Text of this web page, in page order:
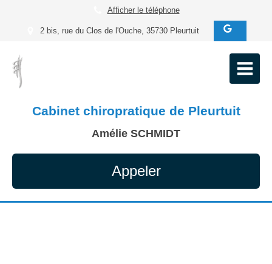
Afficher le téléphone
2 bis, rue du Clos de l'Ouche, 35730 Pleurtuit
Cabinet chiropratique de Pleurtuit
Amélie SCHMIDT
Appeler